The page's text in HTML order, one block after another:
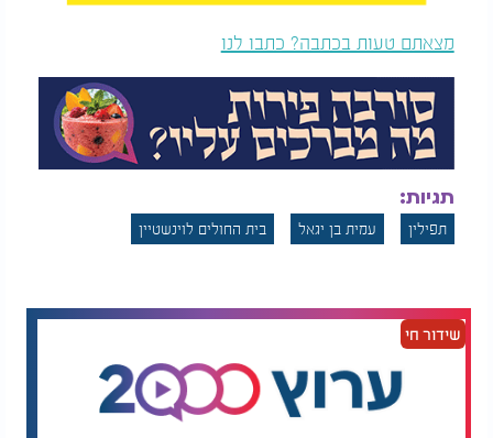
מצאתם טעות בכתבה? כתבו לנו
תגיות:
תפילין עמית בן יגאל בית החולים לוינשטיין
שידור חי